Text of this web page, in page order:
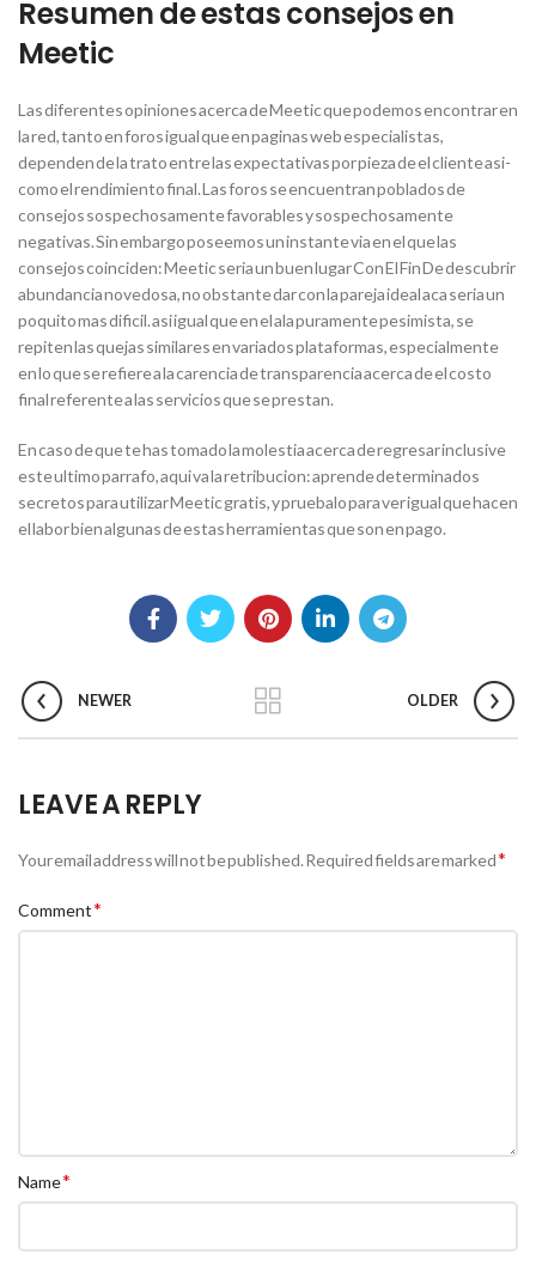
Resumen de estas consejos en
Meetic
Las diferentes opiniones acerca de Meetic que podemos encontrar en
la red, tanto en foros igual que en paginas web especialistas,
dependen de la trato entre las expectativas por pieza de el cliente asi­
como el rendimiento final. Las foros se encuentran poblados de
consejos sospechosamente favorables y sospechosamente
negativas. Sin embargo poseemos un instante vi­a en el que las
consejos coinciden: Meetic seria un buen lugar Con El Fin De descubrir
abundancia novedosa, no obstante dar con la pareja ideal aca seria un
poquito mas dificil. asi igual que en el ala puramente pesimista, se
repiten las quejas similares en variados plataformas, especialmente
en lo que se refiere a la carencia de transparencia acerca de el costo
final referente a las servicios que se prestan.
En caso de que te has tomado la molestia acerca de regresar inclusive
este ultimo parrafo, aqui va la retribucion: aprende determinados
secretos para utilizar Meetic gratis, y pruebalo para ver igual que hacen
el labor bien algunas de estas herramientas que son en pago.
NEWER OLDER
LEAVE A REPLY
Your email address will not be published.Required fields are marked*
Comment*
Name*